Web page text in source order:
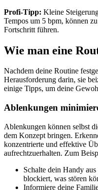
Profi-Tipp: Kleine
Tempos um 5 bpm, können
Fortschritt führen.
Wie man eine
Nachdem deine Routine
Herausforderung darin, sie
einige Tipps, um deine
Ablenkungen
Ablenkungen können selbst
dem Konzept bringen.
konzentrierte und effektive
aufrechtzuerhalten. Zum
Schalte dein Handy
blockiert, was stören
Informiere deine